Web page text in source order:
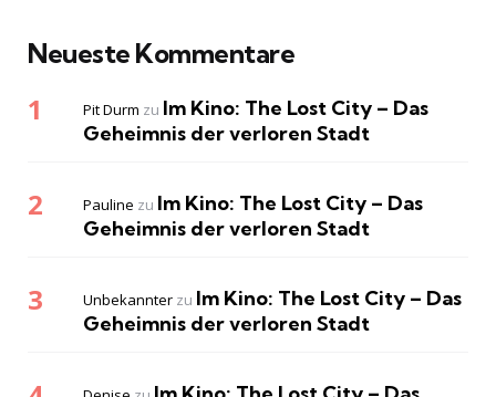
Neueste Kommentare
Pit Durm zu Im Kino: The Lost City – Das
Geheimnis der verloren Stadt
Pauline zu Im Kino: The Lost City – Das
Geheimnis der verloren Stadt
Unbekannter zu Im Kino: The Lost City – Das
Geheimnis der verloren Stadt